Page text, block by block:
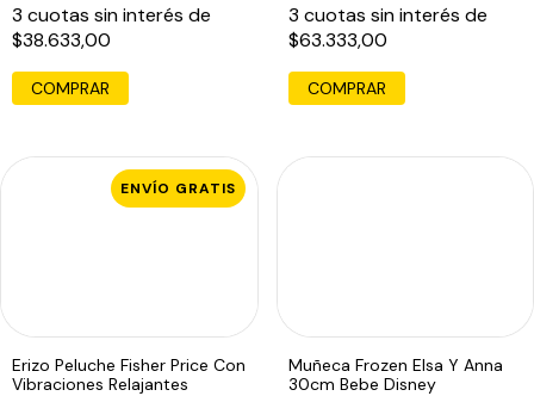
3 cuotas sin interés de
$38.633,00
3 cuotas sin interés de
$63.333,00
ENVÍO GRATIS
Erizo Peluche Fisher Price Con
Vibraciones Relajantes
Muñeca Frozen Elsa Y Anna
30cm Bebe Disney